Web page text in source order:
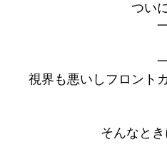
つい
視界も悪いしフロント
そんなと